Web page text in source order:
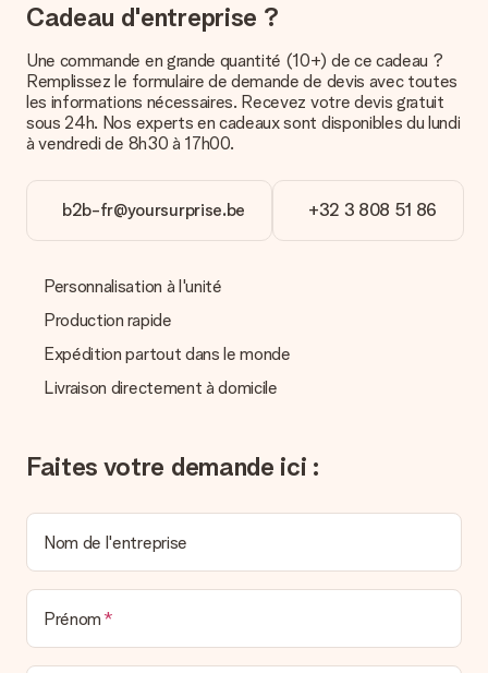
Paiement
Comment puis-je régler ma commande ?
Nous proposons les formes de paiement suivantes : Paypal,
carte bancaire ou par virement bancaire. Comptez un délai de
3 jours supplémentaires pour la livraison de votre cadeau en
cas de paiement par virement bancaire.
Réception du cadeau
Que puis-je faire si le cadeau ne me convient pas tout à
fait ?
Vous pouvez dans ce cas contacter notre service client qui
vous aidera à trouver une solution satisfaisante.
Nous n’envoyons pas de facture avec le cadeau. Nous vous
l’envoyons par e-mail avec la confirmation de commande. Vous
pouvez de même retrouver votre facture dans votre espace
un véritable effet surprise !
Cadeau d'entreprise ?
Une commande en grande quantité (10+) de ce cadeau ?
Remplissez le formulaire de demande de devis avec toutes
les informations nécessaires. Recevez votre devis gratuit
sous 24h. Nos experts en cadeaux sont disponibles du lundi
à vendredi de 8h30 à 17h00.
b2b-fr@yoursurprise.be +32 3 808 51 86
Personnalisation à l'unité
Production rapide
Expédition partout dans le monde
Livraison directement à domicile
Faites votre demande ici :
Nom de l'entreprise
Prénom